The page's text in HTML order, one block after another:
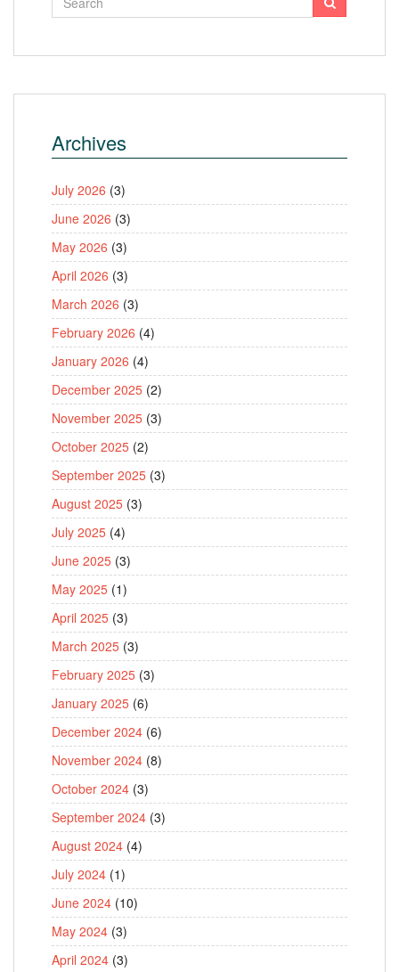
Archives
July 2026 (3)
June 2026 (3)
May 2026 (3)
April 2026 (3)
March 2026 (3)
February 2026 (4)
January 2026 (4)
December 2025 (2)
November 2025 (3)
October 2025 (2)
September 2025 (3)
August 2025 (3)
July 2025 (4)
June 2025 (3)
May 2025 (1)
April 2025 (3)
March 2025 (3)
February 2025 (3)
January 2025 (6)
December 2024 (6)
November 2024 (8)
October 2024 (3)
September 2024 (3)
August 2024 (4)
July 2024 (1)
June 2024 (10)
May 2024 (3)
April 2024 (3)